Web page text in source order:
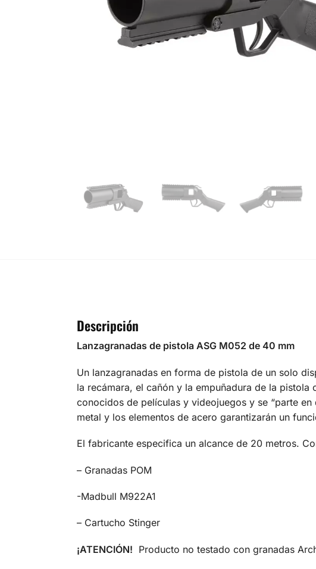
Descripción
Lanzagranadas de pistola ASG M052 de 40 mm
Un lanzagranadas en forma de pistola de un solo
la recámara, el cañón y la empuñadura de la
conocidos de películas y videojuegos y se “parte
metal y los elementos de acero garantizarán un
El fabricante especifica un alcance de 20 metros.
– Granadas POM
-Madbull M922A1​
– Cartucho Stinger
¡ATENCIÓN! Producto no testado con granadas